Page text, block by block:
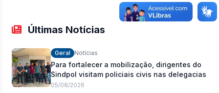
Últimas Notícias
Geral Notícias
Para fortalecer a mobilização, dirigentes do
Sindpol visitam policiais civis nas delegacias
05/08/2026